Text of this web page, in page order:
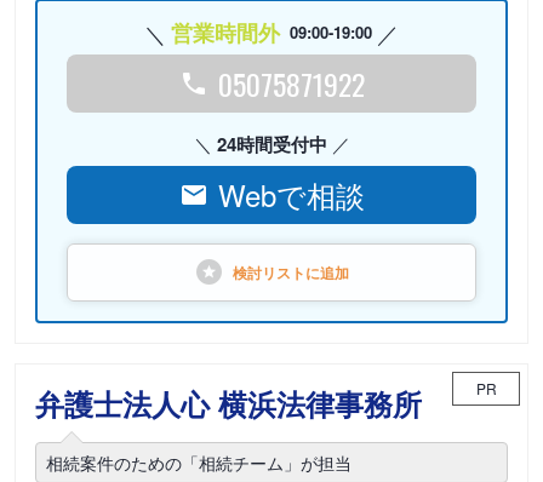
営業時間外 09:00-19:00
05075871922
24時間受付中
Webで相談
検討リストに追加
弁護士法人心 横浜法律事務所 PR
相続案件のための「相続チーム」が担当